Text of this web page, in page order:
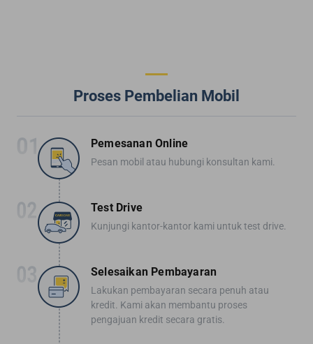
Proses Pembelian Mobil
Pemesanan Online
Pesan mobil atau hubungi konsultan kami.
Test Drive
Kunjungi kantor-kantor kami untuk test drive.
Selesaikan Pembayaran
Lakukan pembayaran secara penuh atau
kredit. Kami akan membantu proses
pengajuan kredit secara gratis.